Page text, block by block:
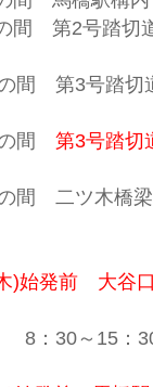
間 第2号踏切
間 第3号踏切
間 第3号踏
間 二ツ木橋梁
・ 第
)始発前 大谷
8：30～15：